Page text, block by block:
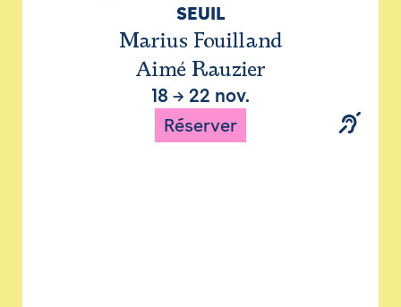
SEUIL
Marius Fouilland
Aimé Rauzier
18 → 22 nov.
Réserver